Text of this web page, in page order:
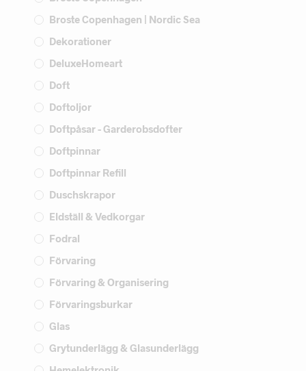
Broste Copenhagen | Nordic Sea
Dekorationer
DeluxeHomeart
Doft
Doftoljor
Doftpåsar - Garderobsdofter
Doftpinnar
Doftpinnar Refill
Duschskrapor
Eldställ & Vedkorgar
Fodral
Förvaring
Förvaring & Organisering
Förvaringsburkar
Glas
Grytunderlägg & Glasunderlägg